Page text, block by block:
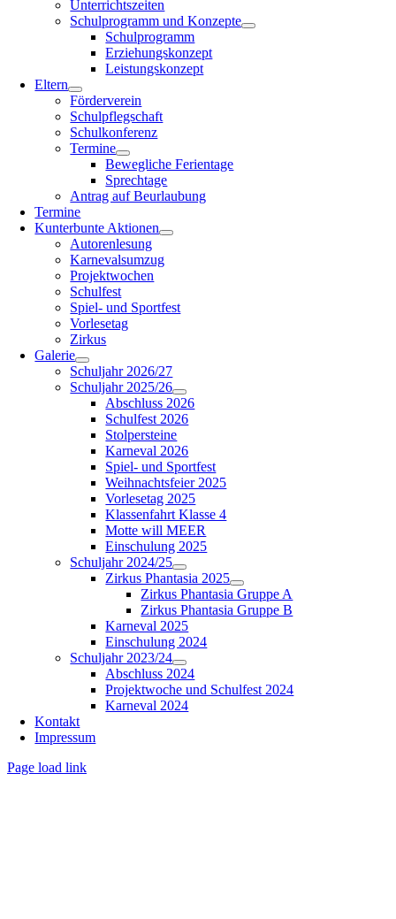
Unterrichtszeiten
Schulprogramm und Konzepte
Schulprogramm
Erziehungskonzept
Leistungskonzept
Eltern
Förderverein
Schulpflegschaft
Schulkonferenz
Termine
Bewegliche Ferientage
Sprechtage
Antrag auf Beurlaubung
Termine
Kunterbunte Aktionen
Autorenlesung
Karnevalsumzug
Projektwochen
Schulfest
Spiel- und Sportfest
Vorlesetag
Zirkus
Galerie
Schuljahr 2026/27
Schuljahr 2025/26
Abschluss 2026
Schulfest 2026
Stolpersteine
Karneval 2026
Spiel- und Sportfest
Weihnachtsfeier 2025
Vorlesetag 2025
Klassenfahrt Klasse 4
Motte will MEER
Einschulung 2025
Schuljahr 2024/25
Zirkus Phantasia 2025
Zirkus Phantasia Gruppe A
Zirkus Phantasia Gruppe B
Karneval 2025
Einschulung 2024
Schuljahr 2023/24
Abschluss 2024
Projektwoche und Schulfest 2024
Karneval 2024
Kontakt
Impressum
Page load link